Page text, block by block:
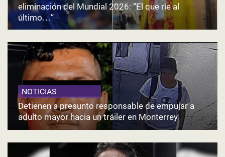
eliminación del Mundial 2026: “El que ríe al
último…”
NOTICIAS
Detienen a presunto responsable de empujar a
adulto mayor hacia un tráiler en Monterrey